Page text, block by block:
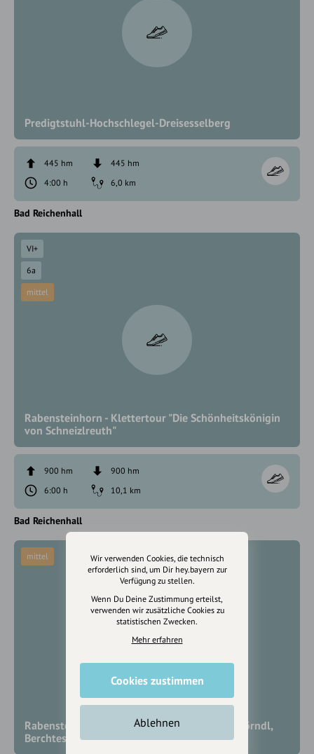
Predigtstuhl-Hochschlegel-Dreisesselberg
445 hm
445 hm
4:00 h
6,0 km
Bad Reichenhall
Rabensteinhorn - Klettertour "Die Schönheitskönigin
von Schneizlreuth"
VI+
6a
mittel
900 hm
900 hm
6:00 h
10,1 km
Bad Reichenhall
Rabensteinhorn Süd und Nord, Pflasterbachhörndl,
Berchtesgadener Land
mittel
Wir verwenden Cookies, die technisch
erforderlich sind, um Dir hey.bayern zur
Verfügung zu stellen.
Wenn Du Deine Zustimmung erteilst,
verwenden wir zusätzliche Cookies zu
statistischen Zwecken.
Mehr erfahren
Cookies zustimmen
Ablehnen